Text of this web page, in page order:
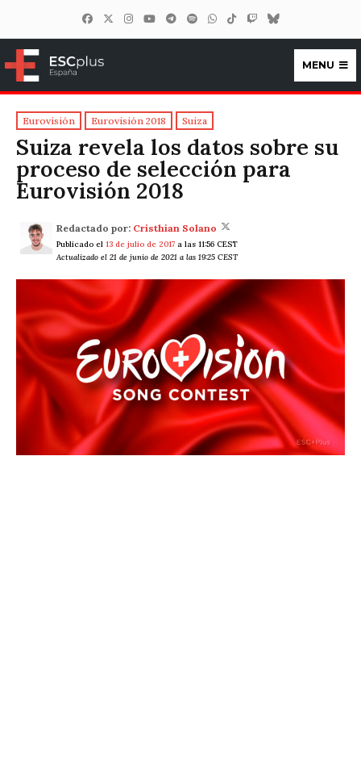
ESCplus España
MENU
Eurovisión Eurovisión 2018 Suiza
Suiza revela los datos sobre su
proceso de selección para
Eurovisión 2018
Redactado por: Cristhian Solano
Publicado el 13 de julio de 2017 a las 11:56 CEST
Actualizado el 21 de junio de 2021 a las 19:25 CEST